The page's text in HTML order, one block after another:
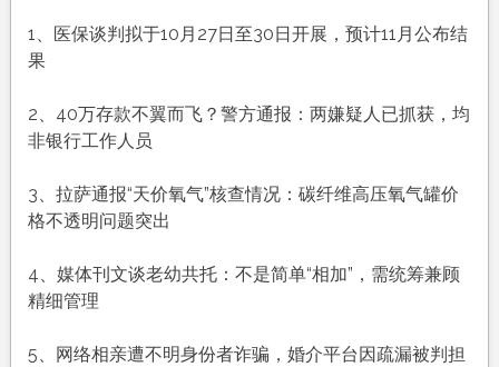
星
农
月
工
快，
1、医保谈判拟于10月27日至30日开展，预计11月公布结
果
2、40万存款不翼而飞？警方通报：两嫌疑人已抓获，均
非银行工作人员
3、拉萨通报“天价氧气”核查情况：碳纤维高压氧气罐价
格不透明问题突出
4、媒体刊文谈老幼共托：不是简单“相加”，需统筹兼顾
精细管理
5、网络相亲遭不明身份者诈骗，婚介平台因疏漏被判担